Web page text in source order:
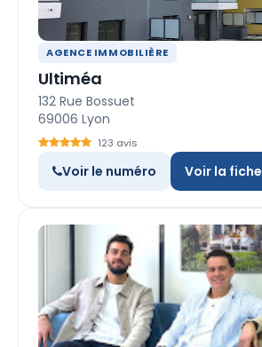
AGENCE IMMOBILIÈRE
Ultiméa
132 Rue Bossuet
69006 Lyon
123 avis
Voir le numéro Voir la fiche